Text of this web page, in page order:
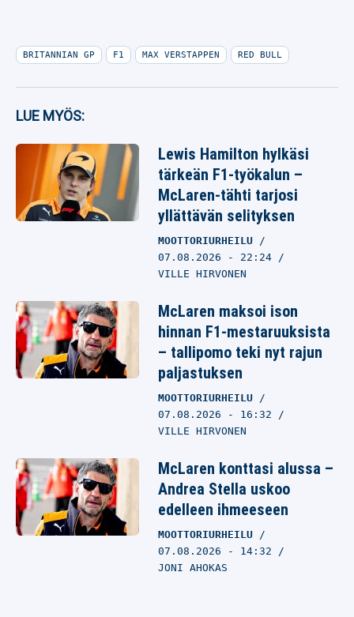
BRITANNIAN GP F1 MAX VERSTAPPEN RED BULL
LUE MYÖS:
Lewis Hamilton hylkäsi
tärkeän F1-työkalun –
McLaren-tähti tarjosi
yllättävän selityksen
MOOTTORIURHEILU
07.08.2026 - 22:24
VILLE HIRVONEN
McLaren maksoi ison
hinnan F1-mestaruuksista
– tallipomo teki nyt rajun
paljastuksen
MOOTTORIURHEILU
07.08.2026 - 16:32
VILLE HIRVONEN
McLaren konttasi alussa –
Andrea Stella uskoo
edelleen ihmeeseen
MOOTTORIURHEILU
07.08.2026 - 14:32
JONI AHOKAS